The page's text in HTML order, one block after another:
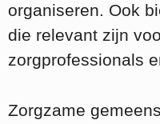
organiseren. Ook
die relevant zijn
zorgprofessionals
Zorgzame